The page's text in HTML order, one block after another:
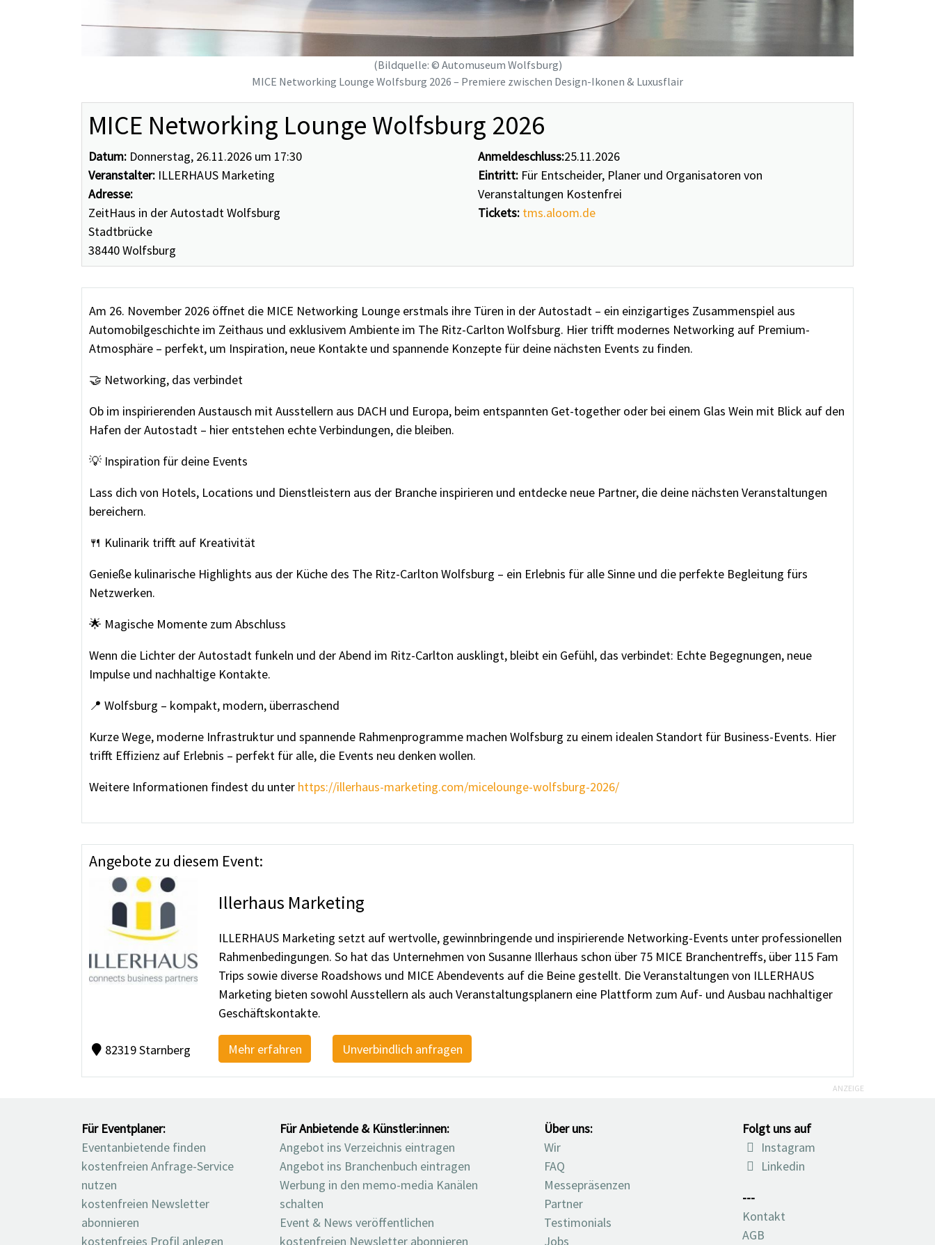
(Bildquelle: © Automuseum Wolfsburg)
MICE Networking Lounge Wolfsburg 2026 – Premiere zwischen Design-Ikonen & Luxusflair
MICE Networking Lounge Wolfsburg 2026
Datum: Donnerstag, 26.11.2026 um 17:30
Veranstalter: ILLERHAUS Marketing
Adresse:
ZeitHaus in der Autostadt Wolfsburg
Stadtbrücke
38440 Wolfsburg
Anmeldeschluss:25.11.2026
Eintritt: Für Entscheider, Planer und Organisatoren von
Veranstaltungen Kostenfrei
Tickets: tms.aloom.de
Am 26. November 2026 öffnet die MICE Networking Lounge erstmals ihre Türen in der Autostadt – ein einzigartiges Zusammenspiel aus
Automobilgeschichte im Zeithaus und exklusivem Ambiente im The Ritz-Carlton Wolfsburg. Hier trifft modernes Networking auf Premium-
Atmosphäre – perfekt, um Inspiration, neue Kontakte und spannende Konzepte für deine nächsten Events zu finden.
🤝 Networking, das verbindet
Ob im inspirierenden Austausch mit Ausstellern aus DACH und Europa, beim entspannten Get-together oder bei einem Glas Wein mit Blick auf den
Hafen der Autostadt – hier entstehen echte Verbindungen, die bleiben.
💡 Inspiration für deine Events
Lass dich von Hotels, Locations und Dienstleistern aus der Branche inspirieren und entdecke neue Partner, die deine nächsten Veranstaltungen
bereichern.
🍴 Kulinarik trifft auf Kreativität
Genieße kulinarische Highlights aus der Küche des The Ritz-Carlton Wolfsburg – ein Erlebnis für alle Sinne und die perfekte Begleitung fürs
Netzwerken.
🌟 Magische Momente zum Abschluss
Wenn die Lichter der Autostadt funkeln und der Abend im Ritz-Carlton ausklingt, bleibt ein Gefühl, das verbindet: Echte Begegnungen, neue
Impulse und nachhaltige Kontakte.
📍 Wolfsburg – kompakt, modern, überraschend
Kurze Wege, moderne Infrastruktur und spannende Rahmenprogramme machen Wolfsburg zu einem idealen Standort für Business-Events. Hier
trifft Effizienz auf Erlebnis – perfekt für alle, die Events neu denken wollen.
Weitere Informationen findest du unter https://illerhaus-marketing.com/micelounge-wolfsburg-2026/
Angebote zu diesem Event:
82319 Starnberg
Illerhaus Marketing
ILLERHAUS Marketing setzt auf wertvolle, gewinnbringende und inspirierende Networking-Events unter professionellen
Rahmenbedingungen. So hat das Unternehmen von Susanne Illerhaus schon über 75 MICE Branchentreffs, über 115 Fam
Trips sowie diverse Roadshows und MICE Abendevents auf die Beine gestellt. Die Veranstaltungen von ILLERHAUS
Marketing bieten sowohl Ausstellern als auch Veranstaltungsplanern eine Plattform zum Auf- und Ausbau nachhaltiger
Geschäftskontakte.
Mehr erfahren Unverbindlich anfragen
ANZEIGE
Für Eventplaner:
Eventanbietende finden
kostenfreien Anfrage-Service
nutzen
kostenfreien Newsletter
abonnieren
kostenfreies Profil anlegen
Für Anbietende & Künstler:innen:
Angebot ins Verzeichnis eintragen
Angebot ins Branchenbuch eintragen
Werbung in den memo-media Kanälen
schalten
Event & News veröffentlichen
kostenfreien Newsletter abonnieren
Über uns:
Wir
FAQ
Messepräsenzen
Partner
Testimonials
Jobs
Folgt uns auf
Instagram
Linkedin
---
Kontakt
AGB